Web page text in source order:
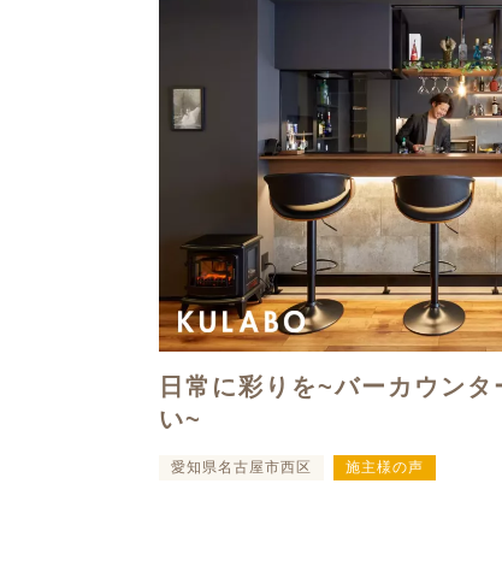
日常に彩りを~バーカウン
い~
愛知県名古屋市西区 施主様の声